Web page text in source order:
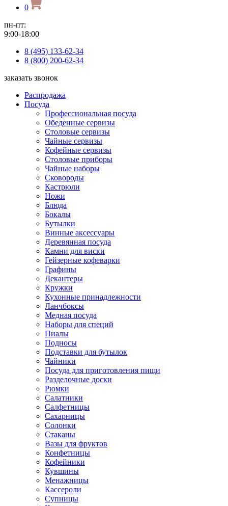
0
пн-пт:
9:00-18:00
8 (495) 133-62-34
8 (800) 200-62-34
заказать звонок
Распродажа
Посуда
Профессиональная посуда
Обеденные сервизы
Столовые сервизы
Чайные сервизы
Кофейные сервизы
Столовые приборы
Чайные наборы
Сковороды
Кастрюли
Ножи
Блюда
Бокалы
Бутылки
Винные аксессуары
Деревянная посуда
Камни для виски
Гейзерные кофеварки
Графины
Декантеры
Кружки
Кухонные принадлежности
Ланчбоксы
Медная посуда
Наборы для специй
Пиалы
Подносы
Подставки для бутылок
Чайники
Посуда для приготовления пищи
Разделочные доски
Рюмки
Салатники
Салфетницы
Сахарницы
Солонки
Стаканы
Вазы для фруктов
Конфетницы
Кофейники
Кувшины
Менажницы
Кассероли
Супницы